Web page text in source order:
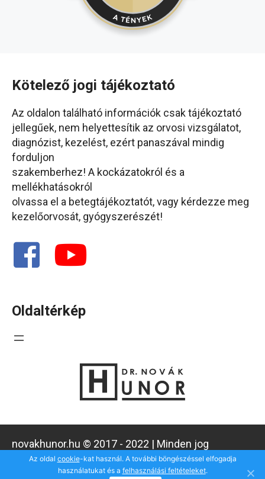
Kötelező jogi tájékoztató
Az oldalon található információk csak tájékoztató
jellegűek, nem helyettesítik az orvosi vizsgálatot,
diagnózist, kezelést, ezért panaszával mindig
forduljon
szakemberhez! A kockázatokról és a
mellékhatásokról
olvassa el a betegtájékoztatót, vagy kérdezze meg
kezelőorvosát, gyógyszerészét!
Oldaltérkép
novakhunor.hu © 2017 - 2022 | Minden jog
fenntartva!
Design by
Az oldal cookie-kat használ. A további böngészéssel elfogadja
használatukat és a felhasználási feltételeket.